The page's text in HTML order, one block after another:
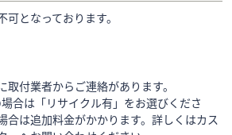
となっております。
付業者からご連絡があります。
合は「リサイクル有」をお選びくださ
合は追加料金がかかります。詳しくはカス